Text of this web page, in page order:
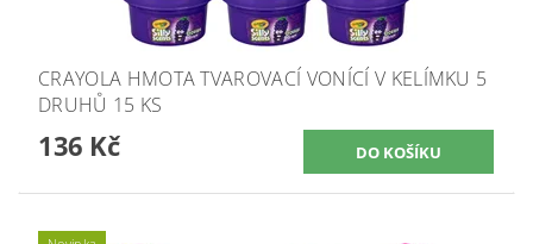
CRAYOLA HMOTA TVAROVACÍ VONÍCÍ V KELÍMKU 5
DRUHŮ 15 KS
136 Kč